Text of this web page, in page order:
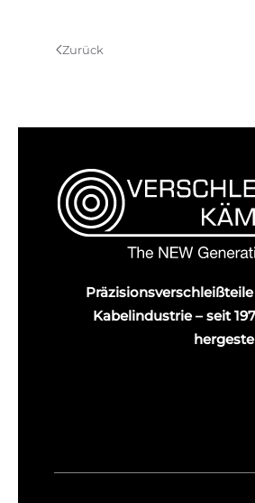
Zurück
Kabelindustrie – seit